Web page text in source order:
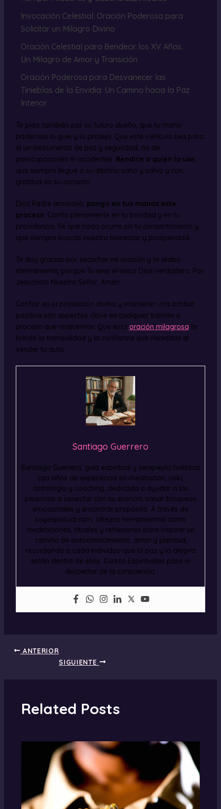
Invocación Celestial: Oración Poderosa para
Solicitar un Milagro Divino
Oración Celestial para Bendecir los XV Años:
Un Milagro de Amor y Transición
Oración Poderosa para Desvanecer las
Tinieblas de la Envidia: Un Camino hacia la Paz
Interior
Te pido también por su futuro dueño, que tu mano
poderosa lo guíe y lo proteja. Que este vehículo sea para
él un instrumento de paz y seguridad, no de
preocupaciones ni accidentes. Bendice a quien lo use,
que siempre llegue a su destino sano y salvo y con
gratitud en su corazón.
Dios Padre amoroso, pongo en tus manos este
proceso. Confío plenamente en tu bondad y en tu
providencia. Sé que nada ocurre sin tu consentimiento y
que siempre buscas nuestro bienestar y prosperidad.
Te doy gracias por escuchar mi oración y te alabo
eternamente, porque Tu eres el único Dios verdadero. Por
Jesucristo Nuestro Señor, Amén.
Confiar en la protección divina y mantener una actitud
positiva son aspectos clave en cualquier trámite o
proceso que realicemos. Que esta oración milagrosa te
brinde la tranquilidad y la confianza que necesitas al
vender tu auto.
Santiago Guerrero
Santiago Guerrero, guía espiritual y terapeuta holística
con años de experiencia en meditación, reiki,
astrología y coaching, dedicada a ayudar a las
personas a conectar con su esencia, sanar bloqueos
emocionales y encontrar propósito. A través de
soyespiritual.com, ofrezco herramientas como
meditaciones, rituales y reflexiones para inspirar un
camino de autoconocimiento, amor y plenitud,
recordando a cada individuo que la paz y la alegría
están dentro de ellos. Cursos Espirituales para el
despertar de la consciencia.
ANTERIOR
SIGUIENTE
Related Posts